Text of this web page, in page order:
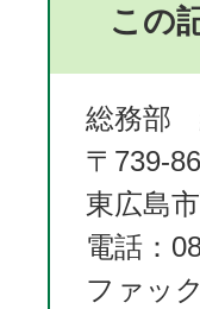
この
総務部
〒739-
東広島
電話：
ファッ